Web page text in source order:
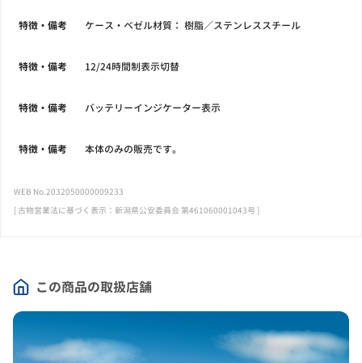
この商品の取扱店舗
特徴・備考 ケース・ベゼル材質： 樹脂／ステンレススチール
特徴・備考 12/24時間制表示切替
特徴・備考 バッテリーインジケーター表示
特徴・備考 本体のみの販売です。
WEB No.2032050000009233
[ 古物営業法に基づく表示：新潟県公安委員会 第461060001043号 ]